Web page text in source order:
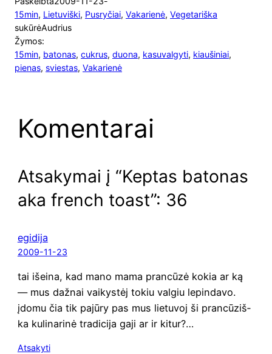
15min, Lietuviški, Pusryčiai, Vakarienė, Vegetariška
sukūrėAudrius
Žymos:
15min, batonas, cukrus, duona, kasuvalgyti, kiaušiniai
pienas, sviestas, Vakarienė
Komentarai
Atsakymai į “Keptas batonas
aka french toast”: 36
egidija
2009-11-23
tai išei­na, kad mano mama pran­cū­zė kokia ar ką
— mus daž­nai vai­kys­tėj tokiu val­giu lepin­da­vo.
įdo­mu čia tik pajū­ry pas mus lie­tu­voj ši pran­cū­ziš­
ka kuli­na­ri­nė tra­di­ci­ja gaji ar ir kitur?…
Atsakyti